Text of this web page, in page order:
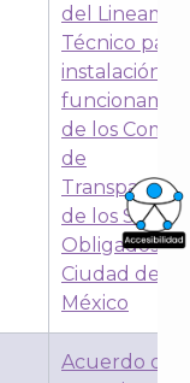
del
Técnico para
instalación y
de los
de
de los
Obligados
Ciudad de
México
Acuerdo del